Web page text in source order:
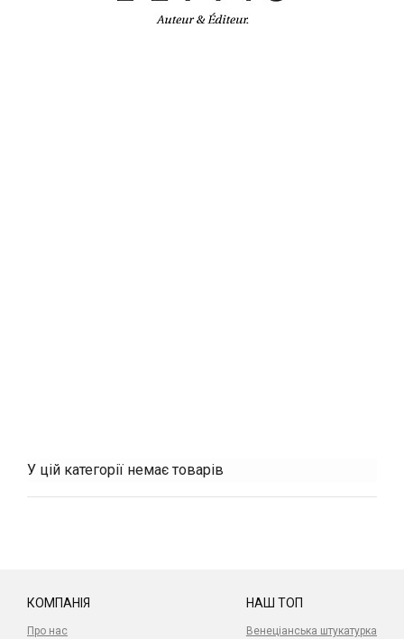
У цій категорії немає товарів
КОМПАНІЯ
Про нас
НАШ ТОП
Венеціанська штукатурка